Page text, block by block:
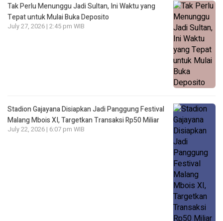
Tak Perlu Menunggu Jadi Sultan, Ini Waktu yang
Tepat untuk Mulai Buka Deposito
July 27, 2026 | 2:45 pm WIB
Stadion Gajayana Disiapkan Jadi Panggung Festival
Malang Mbois XI, Targetkan Transaksi Rp50 Miliar
July 22, 2026 | 6:07 pm WIB